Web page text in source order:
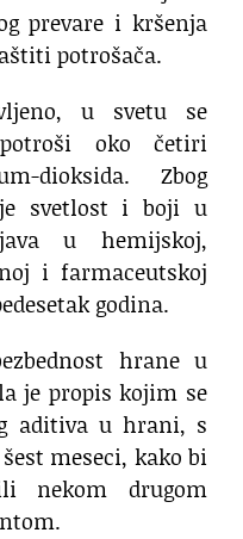
prevare i kršenja
potrošača.
u svetu se
oko četiri
dioksida. Zbog
svetlost i boji u
u hemijskoj,
i farmaceutskoj
godina.
hrane u
je propis kojim se
aditiva u hrani, s
meseci, kako bi
nekom drugom